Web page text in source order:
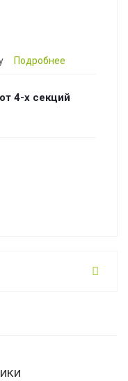
Подробнее
4-х секций